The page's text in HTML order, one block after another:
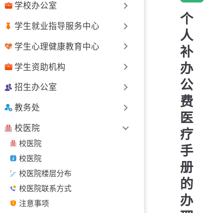
学校办公室
学生就业指导服务中心
学生心理健康教育中心
学生资助机构
招生办公室
教务处
校医院
校医院
校医院
校医院楼层分布
校医院联系方式
注意事项
个
人
补
办
公
费
医
疗
手
册
的
办